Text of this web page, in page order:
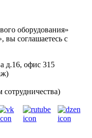
оборудования»
вы соглашаетесь с
д.16, офис 315
сотрудничества)